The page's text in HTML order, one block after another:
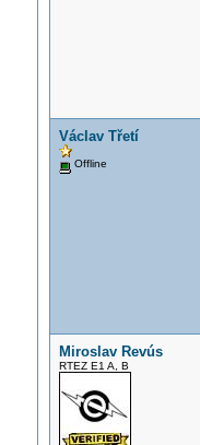
Václav Třetí
Offline
Miroslav Revús
RTEZ E1 A, B